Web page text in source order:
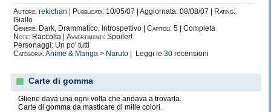
Autore: rekichan Pubblicata: 10/05/07 | Aggiornata: 08/08/07 |
Rating:
Giallo
Genere: Dark, Drammatico, Introspettivo | Capitoli: 5 | Completa
Note: Raccolta | Avvertimenti: Spoiler!
Personaggi: Un po' tutti
Categoria:Anime & Manga > Naruto | Leggi le 30 recensioni
Carte di gomma
Gliene dava una ogni volta che andava a trovarla.
Carte di gomma da masticare di mille colori.